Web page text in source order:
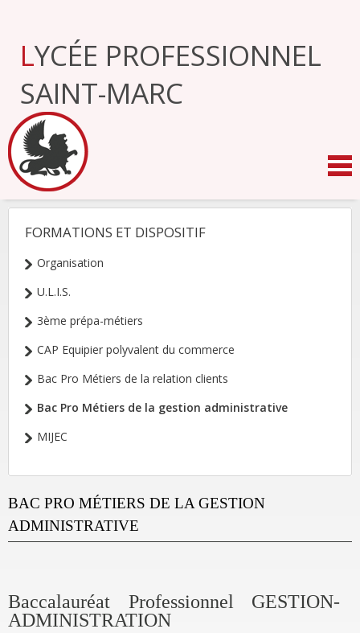
navigation
LYCÉE PROFESSIONNEL
SAINT-MARC
NAVIGATION
FORMATIONS ET DISPOSITIF
Organisation
U.L.I.S.
3ème prépa-métiers
CAP Equipier polyvalent du commerce
Bac Pro Métiers de la relation clients
Bac Pro Métiers de la gestion administrative
MIJEC
BAC PRO MÉTIERS DE LA GESTION
ADMINISTRATIVE
Baccalauréat Professionnel GESTION-
ADMINISTRATION